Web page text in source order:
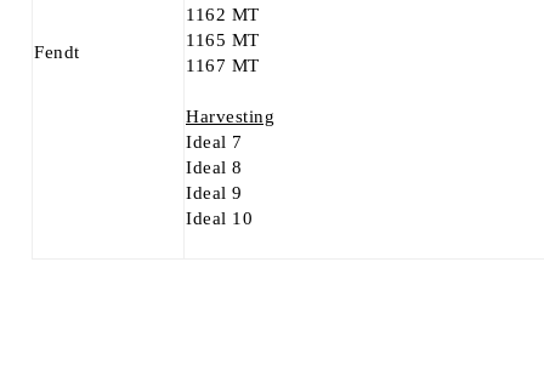
Fendt
1162 MT
1165 MT
1167 MT
Harvesting
Ideal 7
Ideal 8
Ideal 9
Ideal 10